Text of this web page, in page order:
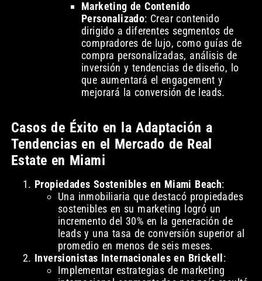
Marketing de Contenido
Personalizado: Crear contenido
dirigido a diferentes segmentos de
compradores de lujo, como guías de
compra personalizadas, análisis de
inversión y tendencias de diseño, lo
que aumentará el engagement y
mejorará la conversión de leads.
Casos de Éxito en la Adaptación a
Tendencias en el Mercado de Real
Estate en Miami
Propiedades Sostenibles en Miami Beach:
Una inmobiliaria que destacó propiedades
sostenibles en su marketing logró un
incremento del 30% en la generación de
leads y una tasa de conversión superior al
promedio en menos de seis meses.
Inversionistas Internacionales en Brickell :
Implementar estrategias de marketing